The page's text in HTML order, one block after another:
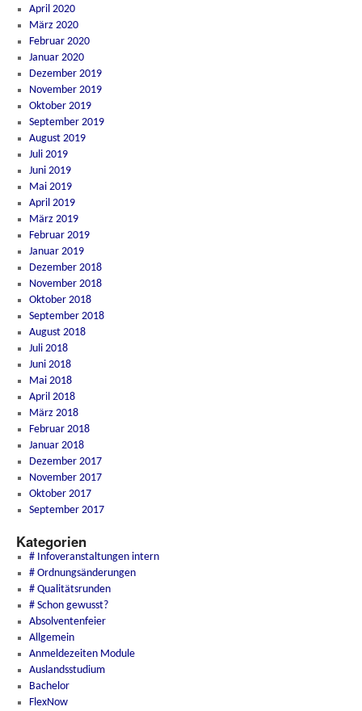
April 2020
März 2020
Februar 2020
Januar 2020
Dezember 2019
November 2019
Oktober 2019
September 2019
August 2019
Juli 2019
Juni 2019
Mai 2019
April 2019
März 2019
Februar 2019
Januar 2019
Dezember 2018
November 2018
Oktober 2018
September 2018
August 2018
Juli 2018
Juni 2018
Mai 2018
April 2018
März 2018
Februar 2018
Januar 2018
Dezember 2017
November 2017
Oktober 2017
September 2017
Kategorien
# Infoveranstaltungen intern
# Ordnungsänderungen
# Qualitätsrunden
# Schon gewusst?
Absolventenfeier
Allgemein
Anmeldezeiten Module
Auslandsstudium
Bachelor
FlexNow